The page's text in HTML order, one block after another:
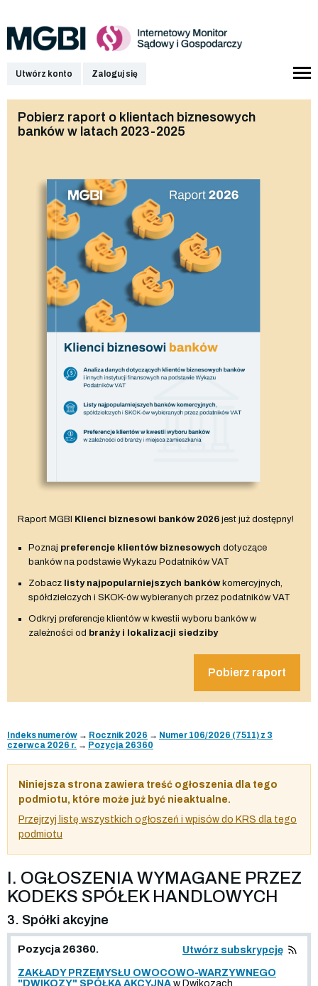
Utwórz konto Zaloguj się
Pobierz raport o klientach biznesowych
banków w latach 2023-2025
Raport MGBI Klienci biznesowi banków 2026 jest już dostępny!
Poznaj preferencje klientów biznesowych dotyczące
banków na podstawie Wykazu Podatników VAT
Zobacz listy najpopularniejszych bankówkomercyjnych,
spółdzielczych i SKOK-ów wybieranych przez podatników VAT
Odkryj preferencje klientów w kwestii wyboru banków w
zależności od branży i lokalizacji siedziby
Pobierz raport
Indeks numerów → Rocznik 2026 → Numer 106/2026 (7511) z 3
czerwca 2026 r. → Pozycja 26360
Niniejsza strona zawiera treść ogłoszenia dla tego
podmiotu, które może już być nieaktualne.
Przejrzyj listę wszystkich ogłoszeń i wpisów do KRS dla tego
podmiotu
I. OGŁOSZENIA WYMAGANE PRZEZ
KODEKS SPÓŁEK HANDLOWYCH
3. Spółki akcyjne
Pozycja 26360. Utwórz subskrypcję
ZAKŁADY PRZEMYSŁU OWOCOWO-WARZYWNEGO
"DWIKOZY" SPÓŁKA AKCYJNA w Dwikozach